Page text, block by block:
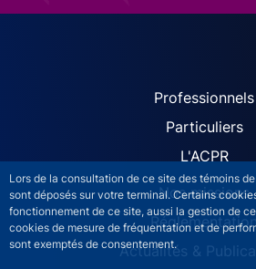
Lors de la consultation de ce site des témoins
sont déposés sur votre terminal. Certains
fonctionnement de ce site, aussi la gestion de
cookies de mesure de fréquentation et de
sont exemptés de consentement.
ACPR siteProfessionnels
Particuliers
L'ACPR
Nos missions
Réglementation
Actualités &